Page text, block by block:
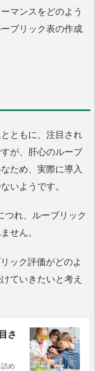
マンスをどのよう
ブリック表の作成
ともに、注目され
が、肝心のルーブ
ため、実際に導入
いようです。
つれ、ルーブリック
せん。
ック評価がどのよ
ていきたいと考え
さ
め